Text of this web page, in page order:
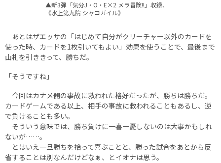
▲新3弾「気分J・O・E×2 メラ冒険!!」収録、
《水上第九院 シャコガイル》
あとはザエッサの「はじめて自分がクリーチャー以外のカードを
使った時、カードを1枚引いてもよい」効果を使うことで、最後まで
山札を引ききって、勝ちだ。
「そうですね」
今回はカナメ側の事故に救われた格好だったが、勝ちは勝ちだ。
カードゲームである以上、相手の事故に救われることもあるし、逆
で負けることも多い。
そういう意味では、勝ち負けに一喜一憂しないのは大事かもしれ
ないが……。
とはいえ一旦勝ちを拾って喜ぶことと、勝った試合をあとから反
省することは別なんだけどなぁ、とイオナは思う。